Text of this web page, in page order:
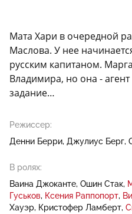
Мата Хари в очередной
Маслова. У нее
русским капитаном.
Владимира, но она -
задание…
Режиссер:
Денни Берри Джулиус Берг
В ролях:
Ваина Джоканте Ошин Стак
Гуськов
Ксения Раппопорт
Хауэр Кристофер Ламберт